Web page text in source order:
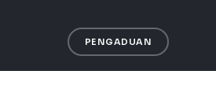
PENGADUAN